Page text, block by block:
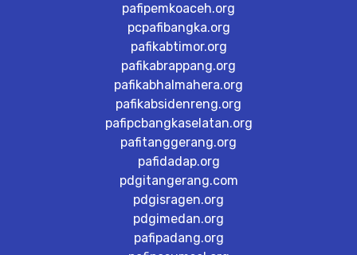
pafipemkoaceh.org
pcpafibangka.org
pafikabtimor.org
pafikabrappang.org
pafikabhalmahera.org
pafikabsidenreng.org
pafipcbangkaselatan.org
pafitanggerang.org
pafidadap.org
pdgitangerang.com
pdgisragen.org
pdgimedan.org
pafipadang.org